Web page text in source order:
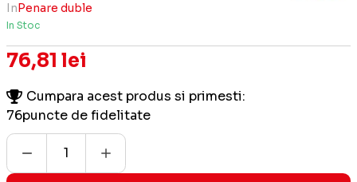
InPenare duble
In Stoc
76,81 lei
Cumpara acest produs si primesti:
76puncte de fidelitate